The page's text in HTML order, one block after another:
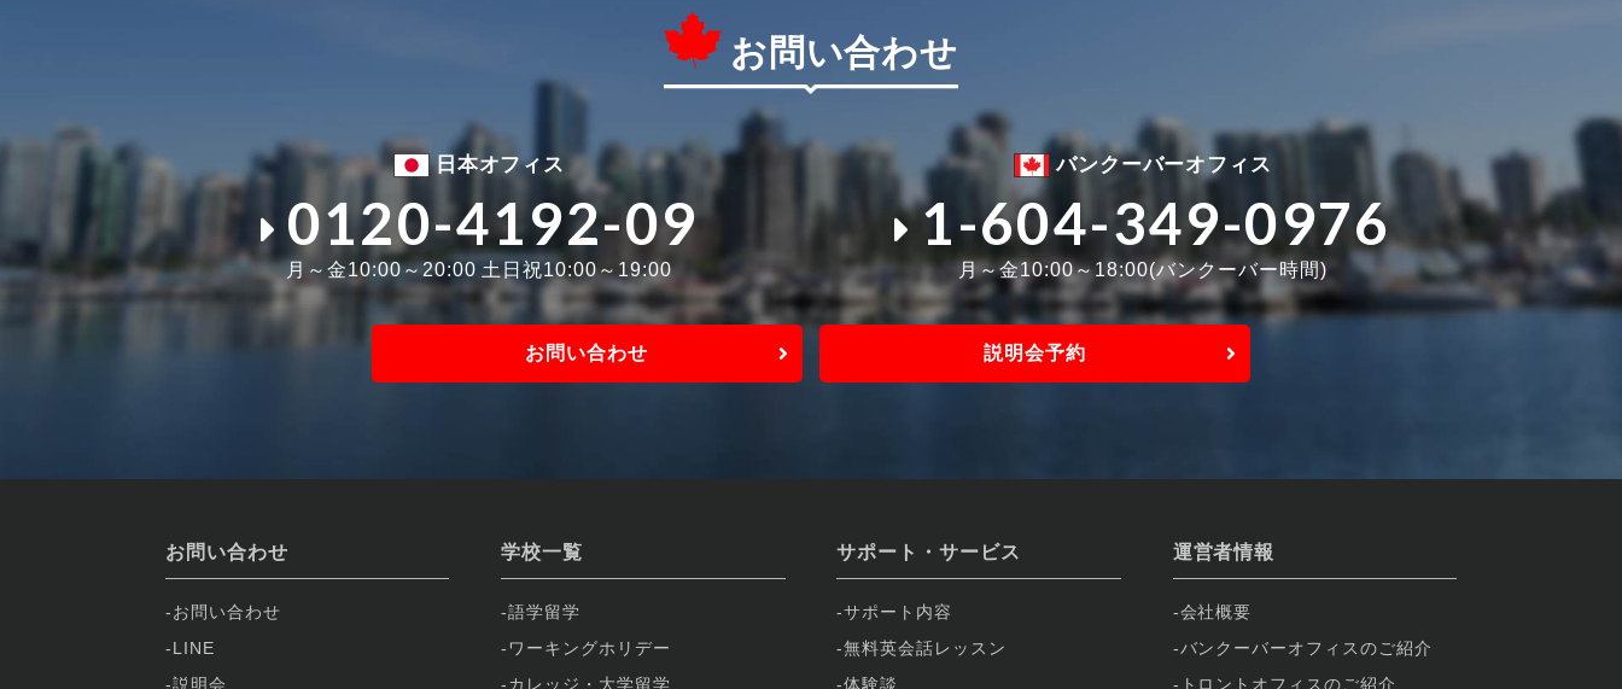
お問い合わせ
日本オフィス
0120-4192-09
月～金10:00～20:00 土日祝10:00～19:00
バンクーバーオフィス
1-604-349-0976
月～金10:00～18:00(バンクーバー時間)
お問い合わせ 説明会予約
お問い合わせ
お問い合わせ
LINE
説明会
学校一覧
語学留学
ワーキングホリデー
カレッジ・大学留学
サポート・サービス
サポート内容
無料英会話レッスン
体験談
運営者情報
会社概要
バンクーバーオフィスのご紹介
トロントオフィスのご紹介